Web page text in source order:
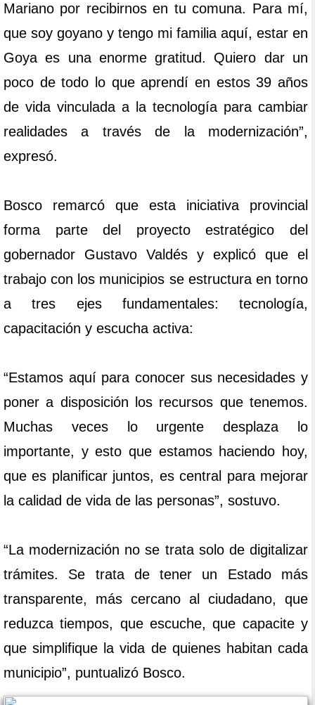
Mariano por recibirnos en tu comuna. Para mí,
que soy goyano y tengo mi familia aquí, estar en
Goya es una enorme gratitud. Quiero dar un
poco de todo lo que aprendí en estos 39 años
de vida vinculada a la tecnología para cambiar
realidades a través de la modernización”,
expresó.
Bosco remarcó que esta iniciativa provincial
forma parte del proyecto estratégico del
gobernador Gustavo Valdés y explicó que el
trabajo con los municipios se estructura en torno
a tres ejes fundamentales: tecnología,
capacitación y escucha activa:
“Estamos aquí para conocer sus necesidades y
poner a disposición los recursos que tenemos.
Muchas veces lo urgente desplaza lo
importante, y esto que estamos haciendo hoy,
que es planificar juntos, es central para mejorar
la calidad de vida de las personas”, sostuvo.
“La modernización no se trata solo de digitalizar
trámites. Se trata de tener un Estado más
transparente, más cercano al ciudadano, que
reduzca tiempos, que escuche, que capacite y
que simplifique la vida de quienes habitan cada
municipio”, puntualizó Bosco.